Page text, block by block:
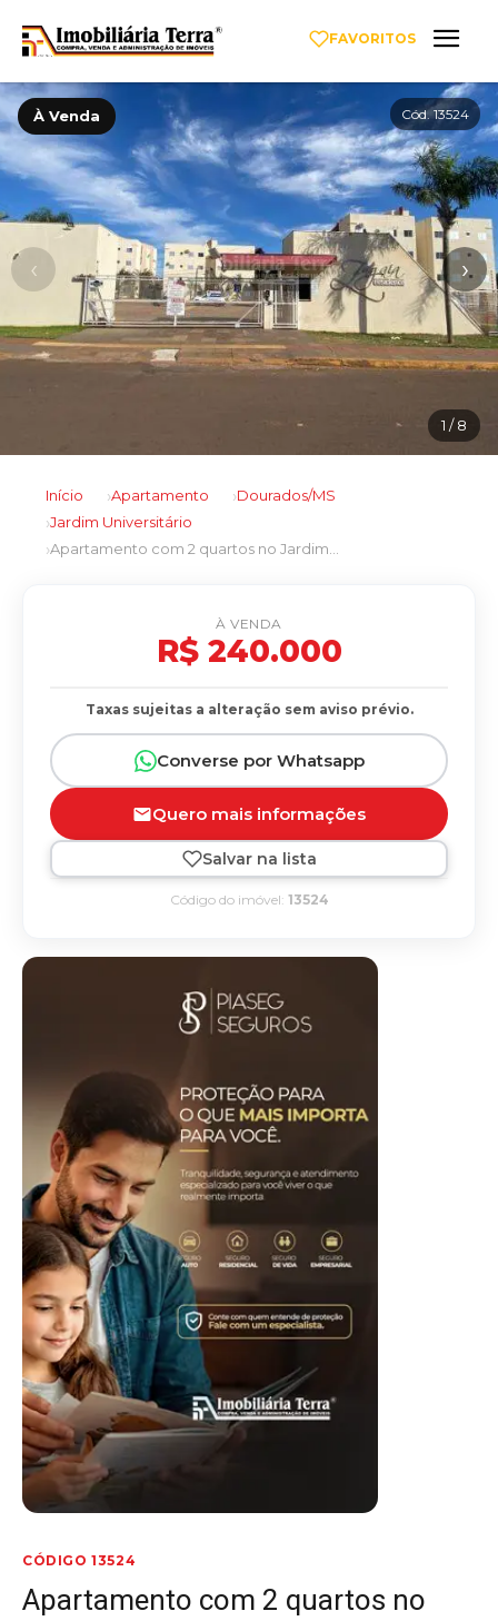
FAVORITOS
À Venda Cód. 13524
‹ ›
1 / 8
Início Apartamento
Dourados/MS
Jardim Universitário
Apartamento com 2 quartos no Jardim Universitário em Dourados/MS
CÓDIGO 13524
Apartamento com 2 quartos no
À VENDA
R$ 240.000
Taxas sujeitas a alteração sem aviso prévio.
Converse por Whatsapp
Quero mais informações
Salvar na lista
Código do imóvel: 13524